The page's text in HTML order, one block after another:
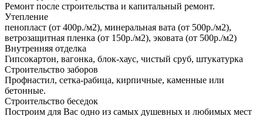
Ремонт после строительства и капитальный ремонт.
Утепление
пенопласт (от 400р./м2), минеральная вата (от 500р./м2),
ветрозащитная пленка (от 150р./м2), эковата (от 500р./м2)
Внутренняя отделка
Гипсокартон, вагонка, блок-хаус, чистый сруб, штукатурка
Строительство заборов
Профнастил, сетка-рабица, кирпичные, каменные или
бетонные.
Строительство беседок
Построим для Вас одно из самых душевных и любимых мест